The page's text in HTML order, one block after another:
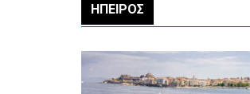
ΉΠΕΙΡΟΣ